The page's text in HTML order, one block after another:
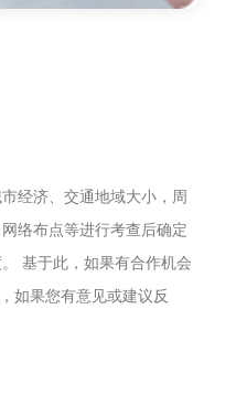
经济、交通地域大小，周
络布点等进行考查后确定
基于此，如果有合作机会
如果您有意见或建议反